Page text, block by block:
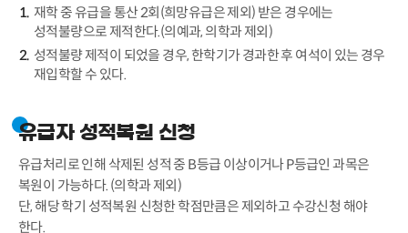
재학 중 유급을 통산 2회(희망유급은 제외) 받은 경우에는
성적불량으로 제적한다.(의예과, 의학과 제외)
성적불량 제적이 되었을 경우, 한학기가 경과한 후 여석이 있는 경우
재입학할 수 있다.
유급자 성적복원 신청
유급처리로 인해 삭제된 성적 중 B등급 이상이거나 P등급인 과목은
복원이 가능하다. (의학과 제외)
단, 해당 학기 성적복원 신청한 학점만큼은 제외하고 수강신청 해야
한다.